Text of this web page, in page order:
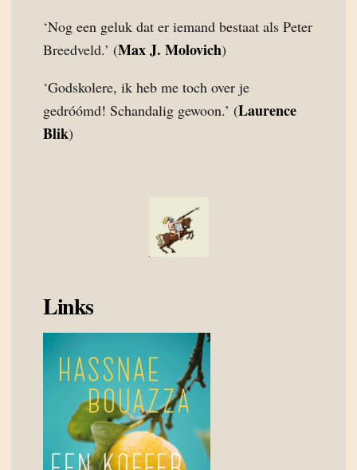
‘Nog een geluk dat er iemand bestaat als Peter
Breedveld.’ (Max J. Molovich)
‘Godskolere, ik heb me toch over je
gedróómd! Schandalig gewoon.’ (Laurence
Blik)
Links